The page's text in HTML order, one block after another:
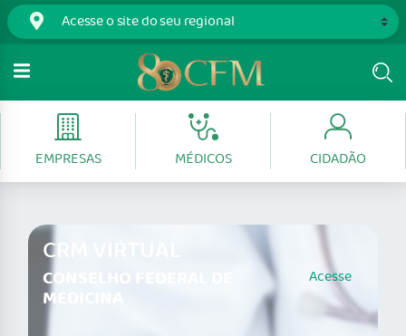
EMPRESAS MÉDICOS CIDADÃO
CRM VIRTUAL
CONSELHO FEDERAL DE
MEDICINA
Acesse